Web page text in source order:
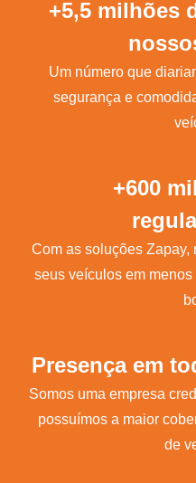
+5,5 milhões
Um número que
segurança e
+600
Com as soluções Zapay,
seus veículos em
Presença em
Somos uma empresa
possuímos a maior
de